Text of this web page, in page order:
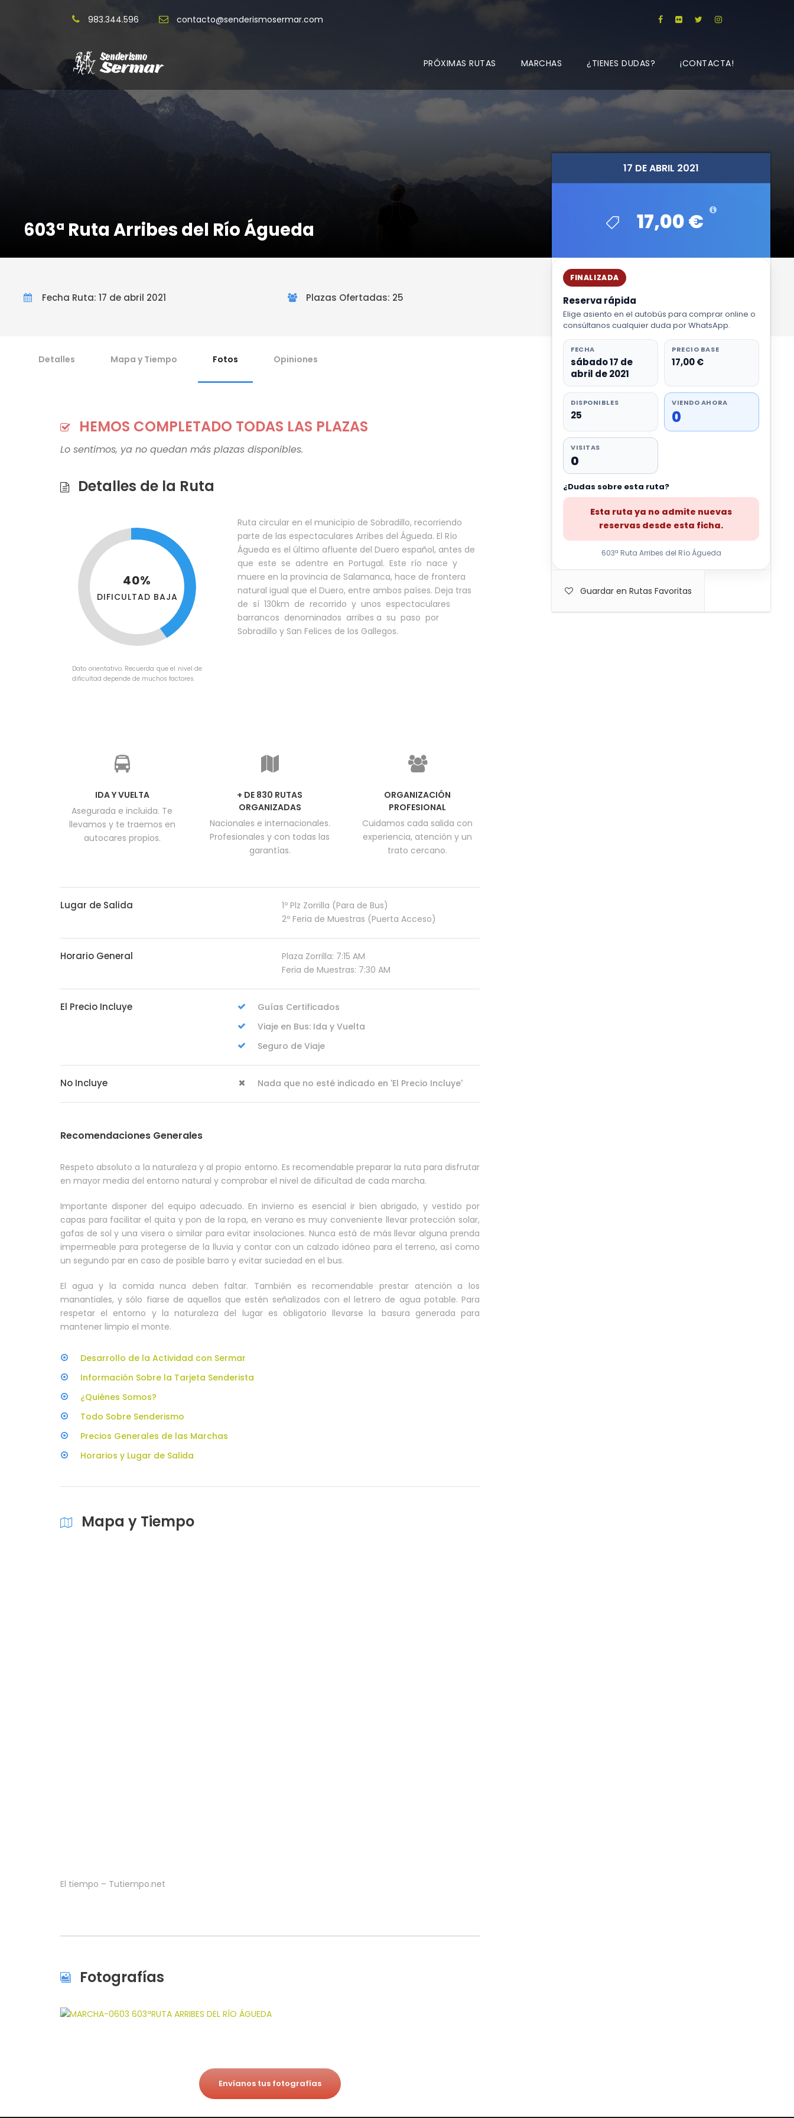
983.344.596 contacto@senderismosermar.com
PRÓXIMAS RUTAS MARCHAS ¿TIENES DUDAS? ¡CONTACTA!
603ª Ruta Arribes del Río Águeda
17 DE ABRIL 2021
17,00 €
17 DE ABRIL 2021
17,00 €
FINALIZADA
Reserva rápida
Elige asiento en el autobús para comprar online o
consúltanos cualquier duda por WhatsApp.
FECHA
sábado 17 de
abril de 2021
PRECIO BASE
17,00 €
DISPONIBLES
25
VIENDO AHORA
0
VISITAS
0
¿Dudas sobre esta ruta?
Esta ruta ya no admite nuevas
reservas desde esta ficha.
603ª Ruta Arribes del Río Águeda
Guardar en Rutas Favoritas
Fecha Ruta: 17 de abril 2021 Plazas Ofertadas: 25
Detalles Mapa y Tiempo Fotos Opiniones
HEMOS COMPLETADO TODAS LAS PLAZAS
Lo sentimos, ya no quedan más plazas disponibles.
Detalles de la Ruta
40%
DIFICULTAD BAJA
Dato orientativo. Recuerda que el nivel de
dificultad depende de muchos factores.
Ruta circular en el municipio de Sobradillo, recorriendo
parte de las espectaculares Arribes del Águeda. El Río
Águeda es el último afluente del Duero español, antes de
que este se adentre en Portugal. Este río nace y
muere en la provincia de Salamanca, hace de frontera
natural igual que el Duero, entre ambos países. Deja tras
de sí 130km de recorrido y unos espectaculares
barrancos denominados arribes a su paso por
Sobradillo y San Felices de los Gallegos.
IDA Y VUELTA
Asegurada e incluida. Te
llevamos y te traemos en
autocares propios.
+ DE 830 RUTAS
ORGANIZADAS
Nacionales e internacionales.
Profesionales y con todas las
garantías.
ORGANIZACIÓN
PROFESIONAL
Cuidamos cada salida con
experiencia, atención y un
trato cercano.
Lugar de Salida
1º Plz Zorrilla (Para de Bus)
2º Feria de Muestras (Puerta Acceso)
Horario General
Plaza Zorrilla: 7:15 AM
Feria de Muestras: 7:30 AM
El Precio Incluye
Guías Certificados
Viaje en Bus: Ida y Vuelta
Seguro de Viaje
No Incluye Nada que no esté indicado en 'El Precio Incluye'
Recomendaciones Generales
Respeto absoluto a la naturaleza y al propio entorno. Es recomendable preparar la ruta para disfrutar
en mayor media del entorno natural y comprobar el nivel de dificultad de cada marcha.
Importante disponer del equipo adecuado. En invierno es esencial ir bien abrigado, y vestido por
capas para facilitar el quita y pon de la ropa, en verano es muy conveniente llevar protección solar,
gafas de sol y una visera o similar para evitar insolaciones. Nunca está de más llevar alguna prenda
impermeable para protegerse de la lluvia y contar con un calzado idóneo para el terreno, así como
un segundo par en caso de posible barro y evitar suciedad en el bus.
El agua y la comida nunca deben faltar. También es recomendable prestar atención a los
manantiales, y sólo fiarse de aquellos que estén señalizados con el letrero de agua potable. Para
respetar el entorno y la naturaleza del lugar es obligatorio llevarse la basura generada para
mantener limpio el monte.
Desarrollo de la Actividad con Sermar
Información Sobre la Tarjeta Senderista
¿Quiénes Somos?
Todo Sobre Senderismo
Precios Generales de las Marchas
Horarios y Lugar de Salida
Mapa y Tiempo
El tiempo – Tutiempo.net
Fotografías
Envíanos tus fotografías